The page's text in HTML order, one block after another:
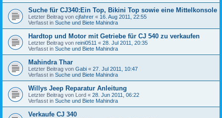
Suche für CJ340:Ein Top, Bikini Top sowie eine Mittelkonsole
Letzter Beitrag von cjfahrer « 16. Aug 2011, 22:55
Verfasst in Suche und Biete Mahindra
Hardtop und Motor mit Getriebe für CJ 540 zu verkaufen
Letzter Beitrag von reini0511 « 28. Jul 2011, 20:35
Verfasst in Suche und Biete Mahindra
Mahindra Thar
Letzter Beitrag von Gabi « 27. Jul 2011, 10:47
Verfasst in Suche und Biete Mahindra
Willys Jeep Reparatur Anleitung
Letzter Beitrag von Lord « 28. Jun 2011, 06:22
Verfasst in Suche und Biete Mahindra
Verkaufe CJ 340